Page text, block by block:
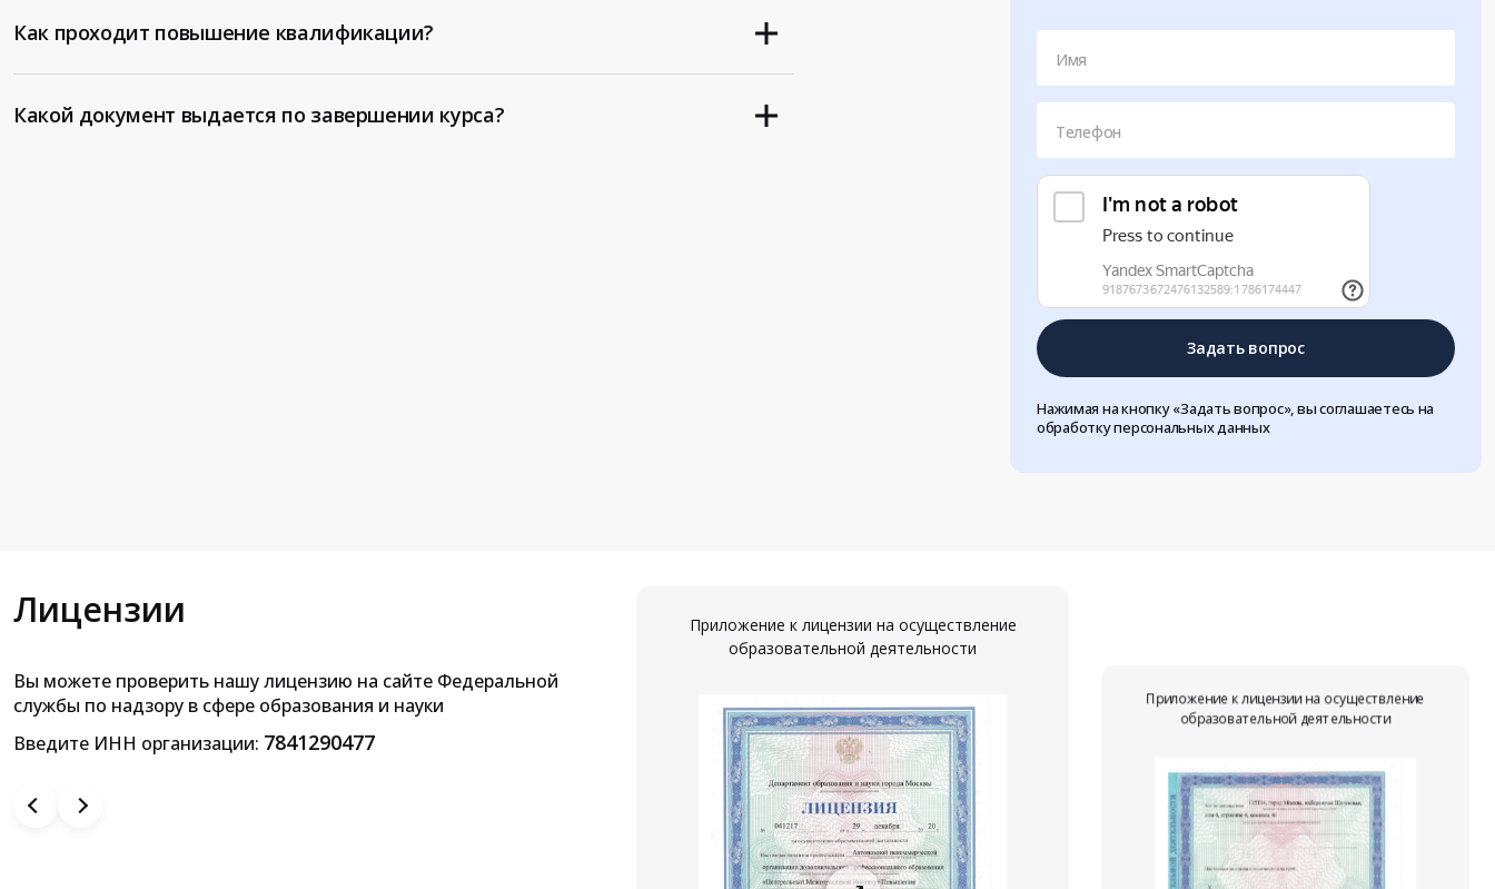
Имя
Телефон
Задать вопрос
Нажимая на кнопку «Задать вопрос», вы соглашаетесь на
обработку персональных данных
Как проходит повышение квалификации?
Какой документ выдается по завершении курса?
Лицензии
Вы можете проверить нашу лицензию на сайте Федеральной
службы по надзору в сфере образования и науки
Введите ИНН организации: 7841290477
Приложение к лицензии на осуществление
образовательной деятельности
Приложение к лицензии на осуществление
образовательной деятельности
Приложение к лицензии на осуществление
образовательной деятельности